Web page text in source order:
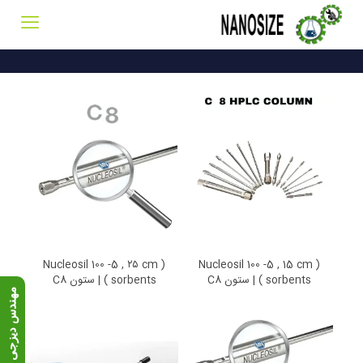
( Nucleosil 100 -5 , 15 cm
sorbents ) | ستون C8
( Nucleosil 100 -5 , ۲۵ cm
sorbents ) | ستون C8
م
۹